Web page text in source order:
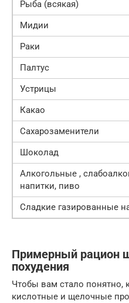
Рыба (всякая)
Мидии
Раки
Палтус
Устрицы
Какао
Сахарозаменители
Шоколад
Алкогольные ,
напитки, пиво
Сладкие газированные
Примерный рацион
похудения
Чтобы вам стало понятно,
кислотные и щелочные